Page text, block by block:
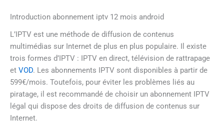
Introduction abonnement iptv 12 mois android
L’IPTV est une méthode de diffusion de contenus
multimédias sur Internet de plus en plus populaire. Il existe
trois formes d’IPTV : IPTV en direct, télévision de rattrapage
et VOD. Les abonnements IPTV sont disponibles à partir de
599€/mois. Toutefois, pour éviter les problèmes liés au
piratage, il est recommandé de choisir un abonnement IPTV
légal qui dispose des droits de diffusion de contenus sur
Internet.